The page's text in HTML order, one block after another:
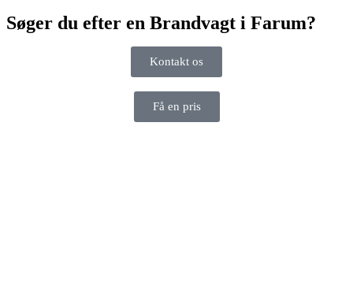
Søger du efter en Brandvagt i Farum?
Kontakt os
Få en pris